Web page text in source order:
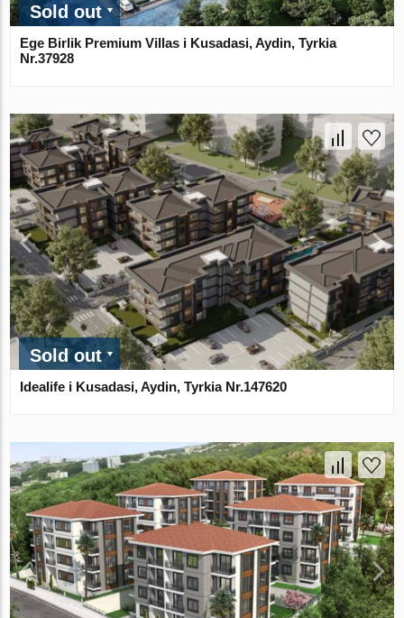
Sold out
Ege Birlik Premium Villas i Kusadasi, Aydin, Tyrkia
Nr.37928
Sold out
Idealife i Kusadasi, Aydin, Tyrkia Nr.147620